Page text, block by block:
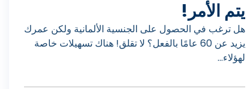
ي
و
ل
يتم الأمر!
هل ترغب في الحصول على الجنسية الألمانية ولكن عمرك
يزيد عن 60 عامًا بالفعل؟ لا تقلق! هناك تسهيلات خاصة
لهؤلاء...